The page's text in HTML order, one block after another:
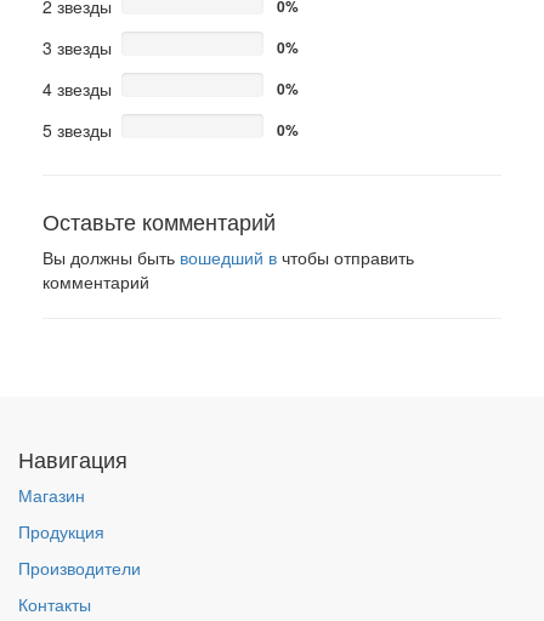
2 звезды 0%
3 звезды 0%
4 звезды 0%
5 звезды 0%
Оставьте комментарий
Вы должны быть вошедший в чтобы отправить
комментарий
Навигация
Магазин
Продукция
Производители
Контакты